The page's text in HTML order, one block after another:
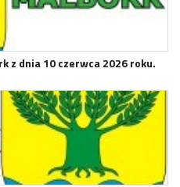
z dnia 10 czerwca 2026 roku.